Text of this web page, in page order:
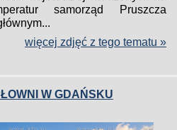
samorząd Pruszcza
więcej zdjęć z tego tematu »
W GDAŃSKU